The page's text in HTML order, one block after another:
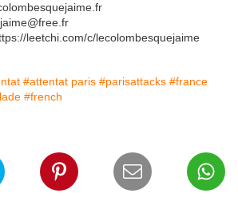
leetchi.com/c/lecolombesquejaime
#attentat paris #parisattacks #france
#french